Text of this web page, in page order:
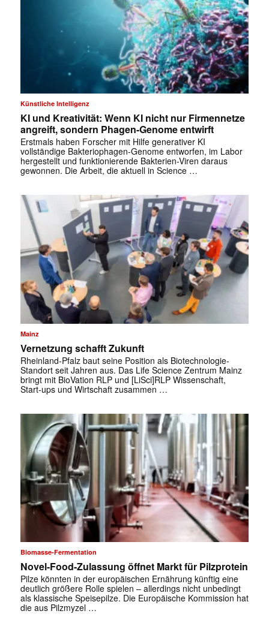
Künstliche Intelligenz
KI und Kreativität: Wenn KI nicht nur Firmennetze
angreift, sondern Phagen-Genome entwirft
Erstmals haben Forscher mit Hilfe generativer KI
vollständige Bakteriophagen-Genome entworfen, im Labor
hergestellt und funktionierende Bakterien-Viren daraus
gewonnen. Die Arbeit, die aktuell in Science …
Mainz
Vernetzung schafft Zukunft
Rheinland-Pfalz baut seine Position als Biotechnologie-
Standort seit Jahren aus. Das Life Science Zentrum Mainz
bringt mit BioVation RLP und [LiSci]RLP Wissenschaft,
Start-ups und Wirtschaft zusammen …
Biomasse-Fermentation
Novel-Food-Zulassung öffnet Markt für Pilzprotein
Pilze könnten in der europäischen Ernährung künftig eine
deutlich größere Rolle spielen – allerdings nicht unbedingt
als klassische Speisepilze. Die Europäische Kommission hat
die aus Pilzmyzel …